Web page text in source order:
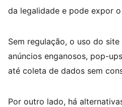
da legalidade e pode expor
Sem regulação, o uso do
anúncios enganosos, pop-
até coleta de dados sem
Por outro lado, há